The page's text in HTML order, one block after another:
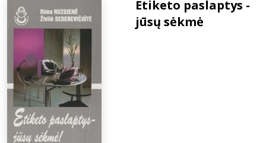
D.U.K.
Etiketo paslaptys -
jūsų sėkmė